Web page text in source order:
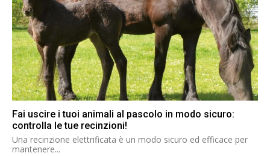
Fai uscire i tuoi animali al pascolo in modo sicuro:
controlla le tue recinzioni!
Una recinzione elettrificata è un modo sicuro ed efficace per
mantenere...